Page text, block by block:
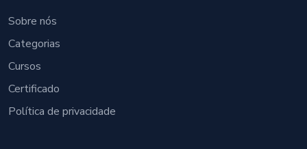
Sobre nós
Categorias
Cursos
Certificado
Política de privacidade